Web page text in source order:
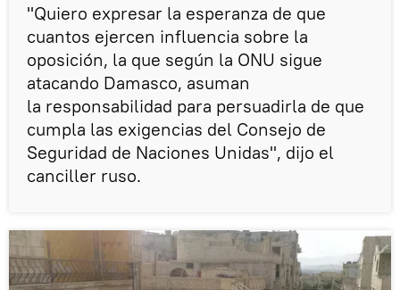
"Quiero expresar la esperanza de que
cuantos ejercen influencia sobre la
oposición, la que según la ONU sigue
atacando Damasco, asuman
la responsabilidad para persuadirla de que
cumpla las exigencias del Consejo de
Seguridad de Naciones Unidas", dijo el
canciller ruso.